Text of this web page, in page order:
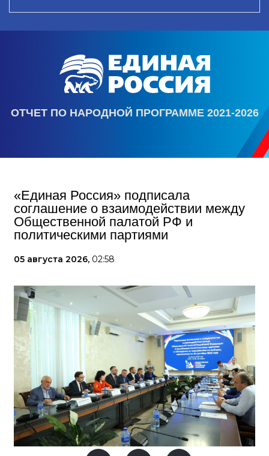
ОТЧЕТ ПО НАРОДНОЙ ПРОГРАММЕ 2021-2026
«Единая Россия» подписала
соглашение о взаимодействии между
Общественной палатой РФ и
политическими партиями
05 августа 2026, 02:58